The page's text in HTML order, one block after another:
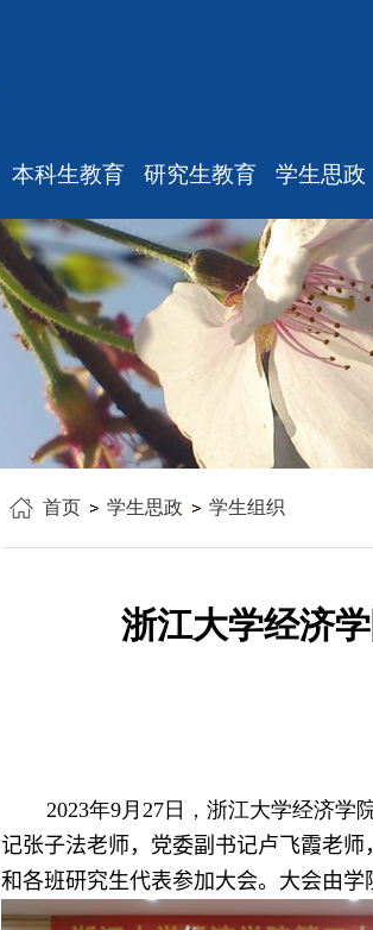
本科生教育
最新消息
规章制度
课表、校历
主修专业确认
学籍管理
教学与教务
科研训练
研究生教育
最新消息
教师工作
招生信息
学位管理
成果管理
对外交流
服务指南
学生思政
重要通知
新闻动态
机构设置
本科生思
研究生思政
就业指导
首页 学生思政 学生组织
浙江大学经济
2023年9月27 日，浙江大学经济学
记张子法老师，党委副书记卢飞霞老
和各班研究生代表参加大会。大会由学